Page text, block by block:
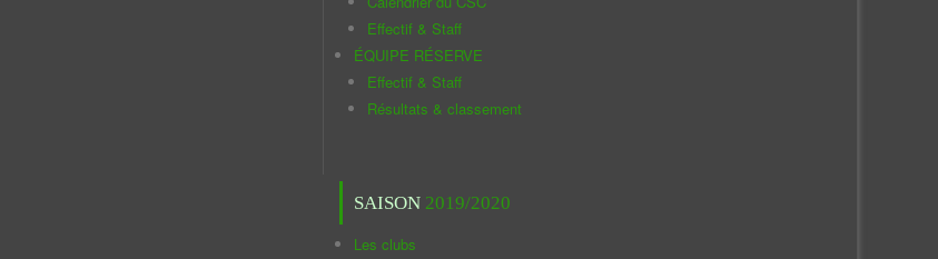
Effectif & Staff
ÉQUIPE RÉSERVE
Effectif & Staff
Résultats & classement
SAISON 2019/2020
Les clubs